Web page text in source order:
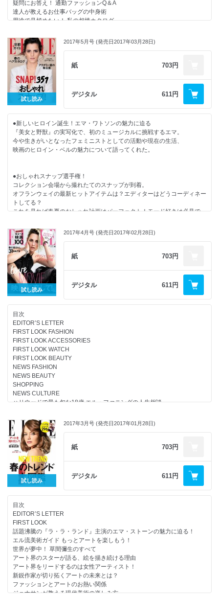
美肌菌“スキン フローラ”で新・潤い肌
バカンスを彩る香りの魔法に誘われて
没後半世紀、魅惑の彫刻家に迫る！
CULTURE NOW
高橋大輔、新たなステージで愛に舞う
ELLE LOVES CINEMA
GOURMET DIARY
HOROSCOPE
ELLE INFORMATION
ELLE PACKAGE
NEXT ISSUE
CELEB CRUNCH
Women’s Health
疑問にお答え！ 通勤ファッションQ＆A
達人が教えるお仕事バッグの中身術
用途で見極めたい！ 私の相棒カタログ
最先端オフィスのクリエイティブな空間
東京だって負けてない！ 革新的なワークスペース
理想の会社とは？ 日本のオフィス最前線
再び立ち上がったシェリルの言葉
100年時代到来 未来の働き方を教えて下さい
第4回 ELLE Women in Societyの応募スタート
ファッションは時代の代弁者だ！ コレクション最前線
4都市それぞれが掲げたマニフェスト！
メモリアルな瞬間を目撃！ ホットトピックス集
ELLEエディターが行く！ 東コレリポート
人気スタイリスト競演！ モードに着る最旬Tシャツ
白をまとった浜辺のアフロディーテ
型破りなテイラードスタイルはお好き？
毎日Ｔシャツ宣言！
INSIDER BEAUTY
夏は“キラキラ”メイクでインパクト勝負！
WOMEN IN SOCIETY
セレブがお手本 夏のリアルワードローブ
一途にひた走る岩田剛典の情熱
CULTURE NOW
ELLE LOVES CINEMA
ELLE PACKAGE
GOURMET DIARY
HOROSCOPE
ELLE INFOMATION
NEXT ISSUE
CELEB CRUNCH
ELLE SHOP 真夏のショッピングリスト78
試し読み
2017年5月号 (発売日2017年03月28日)
紙 703円
デジタル 611円
●新しいヒロイン誕生！エマ・ワトソンの魅力に迫る
『美女と野獣』の実写化で、初のミュージカルに挑戦するエマ。
今や生きがいとなったフェミニストとしての活動や現在の生活、
映画のヒロイン・ベルの魅力について語ってくれた。
●おしゃれスナップ選手権！
コレクション会場から撮れたてのスナップが到着。
オフランウェイの最新ヒットアイテムは？エディターはどうコーディネー
トしてる？
これを見れば春夏のおしゃれ計画はパーフェクト！モード好きは必見で
●やっぱり「ロブ」が好き！
ロブヘアにするモデルやセレブが急増中。
それも毛先に動きがあったり、ウルフやマッシュなどの要素を取り入れた
ニュアンスたっぷりのスタイルが人気だ。
今すぐマネしたい話題のニュアンスロブを早速チェック！
最近京都に行きましたか？伝統を守りながらいつも面白い“何か”が起こっ
ているこの街。
ユニークなショップが次々とオープンし、新世代の京グルメはとてもパワ
フル。
世界のトラベラーを引き寄せる魅惑の街、最新の京都を見つけに行こう。
●旬メイクは“1、2、3”ステップで！
トレンドメイクって難しそう……と思ってない？
ちょっとコツを押さえるだけで、一気に旬顔になるテクニックを
試し読み
2017年4月号 (発売日2017年02月28日)
紙 703円
デジタル 611円
目次
EDITOR’S LETTER
FIRST LOOK FASHION
FIRST LOOK ACCESSORIES
FIRST LOOK WATCH
FIRST LOOK BEAUTY
NEWS FASHION
NEWS BEAUTY
SHOPPING
NEWS CULTURE
ハリウッドで最も旬な18歳 エル・ファニングの人生相談
ELLE ONLINE
WOMEN IN SOCIETY
パリジェンヌのように暮らしたい！
オートクチュールAt oZ
EDITOR’S PICK
今年見るべき映画10
最新モードの合言葉は“大人かわいい”
春はビジュアル主義！
異国へ誘うネオ・フォークロアの肖像
モードと交差するパンクスピリット
着まわし31Days
INSIDER BEAUTY
焼く派の美白プロジェクト
PROFILE
あの名品アイテムが限定コレクションで復活！
GOURMET DIARY
ミュシャ 魂の大作群が東京に！
CULTURE NOW
ELLE LOVES CINEMA
試し読み
2017年3月号 (発売日2017年01月28日)
紙 703円
デジタル 611円
目次
EDITOR’S LETTER
FIRST LOOK
話題沸騰の『ラ・ラ・ランド』主演のエマ・ストーンの魅力に迫る！
エル流美術ガイド もっとアートを楽しもう！
世界が夢中！ 草間彌生のすべて
アート界のスターが語る、絵を描き続ける理由
アート界をリードするのは女性アーティスト！
新鋭作家が切り拓くアートの未来とは？
ファッションとアートのお熱い関係
ジョナサンが教える現代美術の楽しみ方